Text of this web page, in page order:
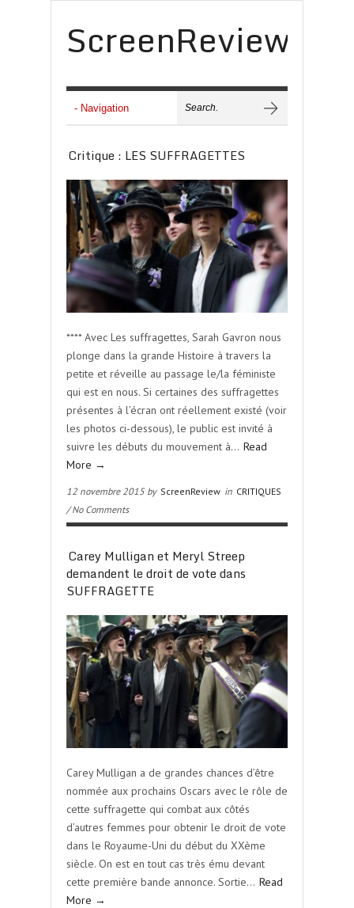
ScreenReview
Critique : LES SUFFRAGETTES
**** Avec Les suffragettes, Sarah Gavron nous
plonge dans la grande Histoire à travers la
petite et réveille au passage le/la féministe
qui est en nous. Si certaines des suffragettes
présentes à l’écran ont réellement existé (voir
les photos ci-dessous), le public est invité à
suivre les débuts du mouvement à… Read
More →
12 novembre 2015 by ScreenReview in CRITIQUES
/ No Comments
Carey Mulligan et Meryl Streep
demandent le droit de vote dans
SUFFRAGETTE
Carey Mulligan a de grandes chances d’être
nommée aux prochains Oscars avec le rôle de
cette suffragette qui combat aux côtés
d’autres femmes pour obtenir le droit de vote
dans le Royaume-Uni du début du XXème
siècle. On est en tout cas très ému devant
cette première bande annonce. Sortie… Read
More →